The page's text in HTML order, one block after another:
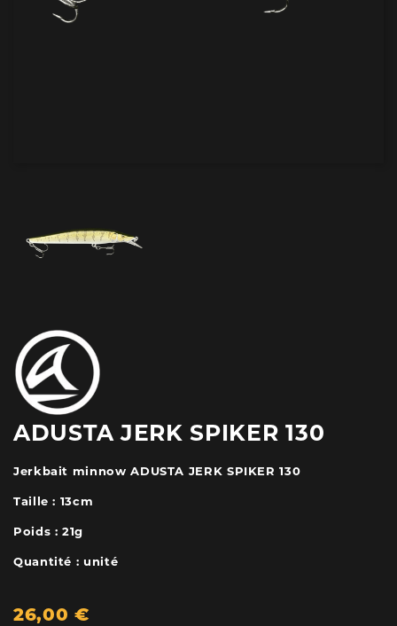
ADUSTA JERK SPIKER 130
Jerkbait minnow ADUSTA JERK SPIKER 130
Taille : 13cm
Poids : 21g
Quantité : unité
26,00 €